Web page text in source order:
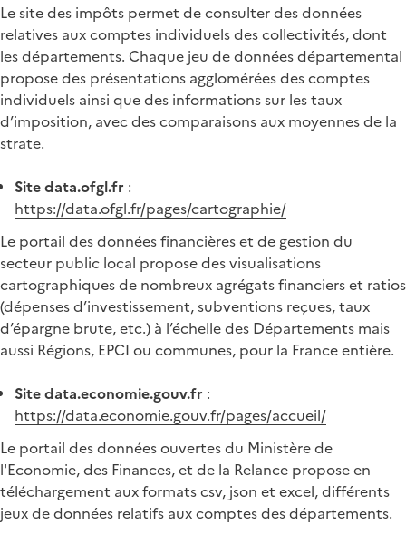
Le site des impôts permet de consulter des données
relatives aux comptes individuels des collectivités, dont
les départements. Chaque jeu de données départemental
propose des présentations agglomérées des comptes
individuels ainsi que des informations sur les taux
d’imposition, avec des comparaisons aux moyennes de la
strate.
Site data.ofgl.fr :
https://data.ofgl.fr/pages/cartographie/
Le portail des données financières et de gestion du
secteur public local propose des visualisations
cartographiques de nombreux agrégats financiers et ratios
(dépenses d’investissement, subventions reçues, taux
d’épargne brute, etc.) à l’échelle des Départements mais
aussi Régions, EPCI ou communes, pour la France entière.
Site data.economie.gouv.fr :
https://data.economie.gouv.fr/pages/accueil/
Le portail des données ouvertes du Ministère de
l'Economie, des Finances, et de la Relance propose en
téléchargement aux formats csv, json et excel, différents
jeux de données relatifs aux comptes des départements.